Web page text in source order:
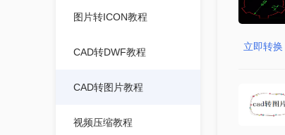
图片转ICON教程
CAD转DWF教程
CAD转图片教程
视频压缩教程
立即转换